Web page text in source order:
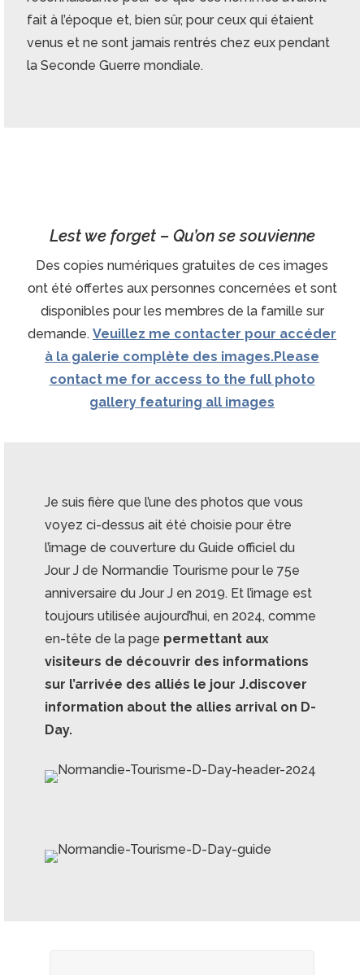
fait à l’époque et, bien sûr, pour ceux qui étaient
venus et ne sont jamais rentrés chez eux pendant
la Seconde Guerre mondiale.
Lest we forget – Qu’on se souvienne
Des copies numériques gratuites de ces images
ont été offertes aux personnes concernées et sont
disponibles pour les membres de la famille sur
demande. Veuillez me contacter pour accéder
à la galerie complète des images.Please
contact me for access to the full photo
gallery featuring all images
Je suis fière que l’une des photos que vous
voyez ci-dessus ait été choisie pour être
l’image de couverture du Guide officiel du
Jour J de Normandie Tourisme pour le 75e
anniversaire du Jour J en 2019. Et l’image est
toujours utilisée aujourd’hui, en 2024, comme
en-tête de la page permettant aux
visiteurs de découvrir des informations
sur l’arrivée des alliés le jour J.discover
information about the allies arrival on D-
Day.